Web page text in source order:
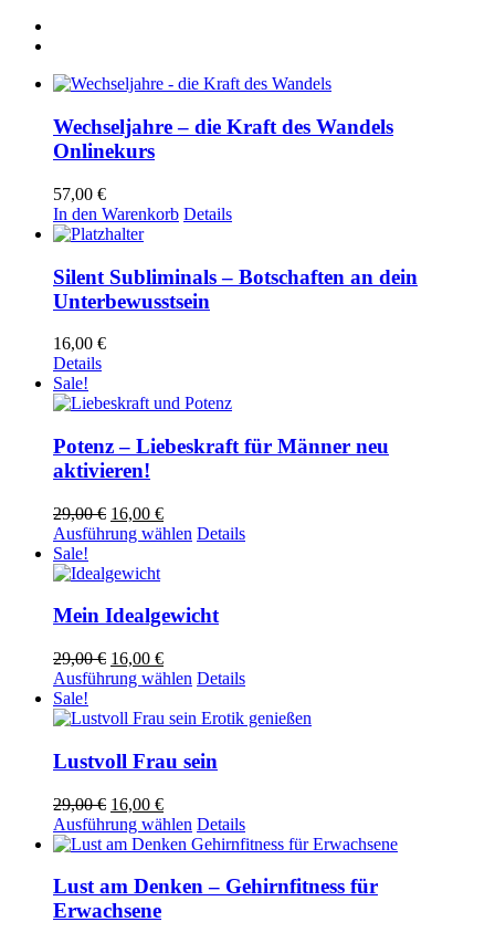
Wechseljahre – die Kraft des Wandels
Onlinekurs
57,00 €
In den Warenkorb Details
Silent Subliminals – Botschaften an dein
Unterbewusstsein
16,00 €
Details
Sale!
Potenz – Liebeskraft für Männer neu
aktivieren!
29,00€ Ursprünglicher
Preis
29,00 €
16,00 €Aktueller
Preis
Ausführung wählen Dieses
Varianten
Optionen
können
auf
der
Produktseite
gewählt
Details
Sale!
Mein Idealgewicht
29,00€ Ursprünglicher
Preis
29,00 €
16,00 €Aktueller
Preis
16,00 €.
Ausführung wählen Dieses
weist
Varianten
auf.
Optionen
können
auf
Produktseite
Details
Sale!
Lustvoll Frau sein
29,00€ Ursprünglicher
Preis
war:
16,00 €Aktueller
Preis
ist:
Ausführung wählen Dieses
Produkt
mehrere
Details
Lust am Denken – Gehirnfitness für
Erwachsene